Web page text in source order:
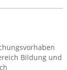
Bildung und